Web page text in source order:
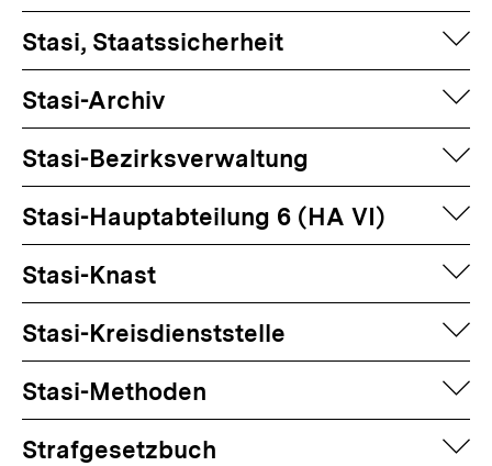
Stasi, Staatssicherheit
Stasi-Archiv
Stasi-Bezirksverwaltung
Stasi-Hauptabteilung 6 (HA VI)
Stasi-Knast
Stasi-Kreisdienststelle
Stasi-Methoden
Strafgesetzbuch